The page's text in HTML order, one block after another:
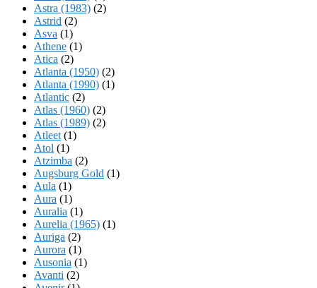
Astra (1983) (2)
Astrid (2)
Asva (1)
Athene (1)
Atica (2)
Atlanta (1950) (2)
Atlanta (1990) (1)
Atlantic (2)
Atlas (1960) (2)
Atlas (1989) (2)
Atleet (1)
Atol (1)
Atzimba (2)
Augsburg Gold (1)
Aula (1)
Aura (1)
Auralia (1)
Aurelia (1965) (1)
Auriga (2)
Aurora (1)
Ausonia (1)
Avanti (2)